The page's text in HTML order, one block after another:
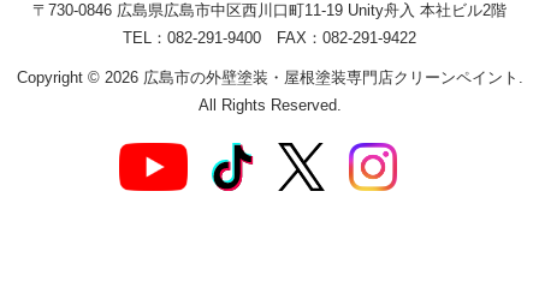
〒730-0846 広島県広島市中区西川口町11-19 Unity舟入 本社ビル2階
TEL：082-291-9400 FAX：082-291-9422
Copyright © 2026 広島市の外壁塗装・屋根塗装専門店クリーンペイント.
All Rights Reserved.